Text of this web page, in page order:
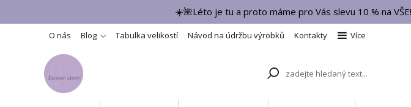
☀️🌺Léto je tu a proto máme pro Vás slevu 10 % na
O nás Blog Tabulka velikostí Návod na údržbu výrobků Kontakty Více